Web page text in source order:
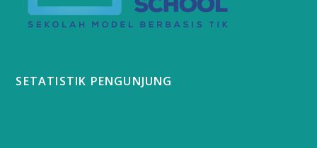
SETATISTIK PENGUNJUNG